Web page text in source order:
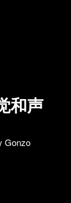
和声
Gonzo